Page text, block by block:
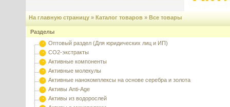
На главную страницу » Каталог товаров » Все товары
Разделы
Оптовый раздел (Для юридических лиц и ИП)
CO2-экстракты
Активные компоненты
Активные молекулы
Активные нанокомплексы на основе серебра и золота
Активы Anti-Age
Активы из водорослей